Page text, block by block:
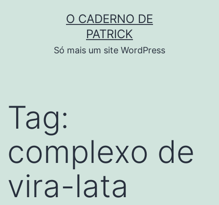
O CADERNO DE
PATRICK
Só mais um site WordPress
Tag:
complexo de
vira-lata